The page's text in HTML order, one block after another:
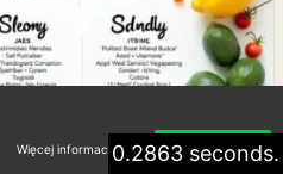
0.2863 seconds.
Więcej informacji Akceptuję